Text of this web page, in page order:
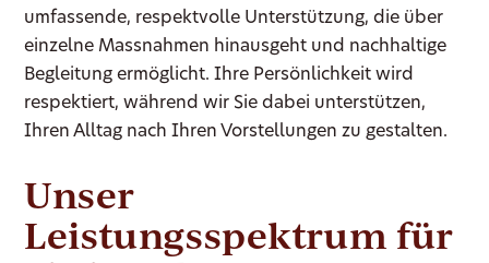
umfassende, respektvolle Unterstützung, die über
einzelne Massnahmen hinausgeht und nachhaltige
Begleitung ermöglicht. Ihre Persönlichkeit wird
respektiert, während wir Sie dabei unterstützen,
Ihren Alltag nach Ihren Vorstellungen zu gestalten.
Unser
Leistungsspektrum für